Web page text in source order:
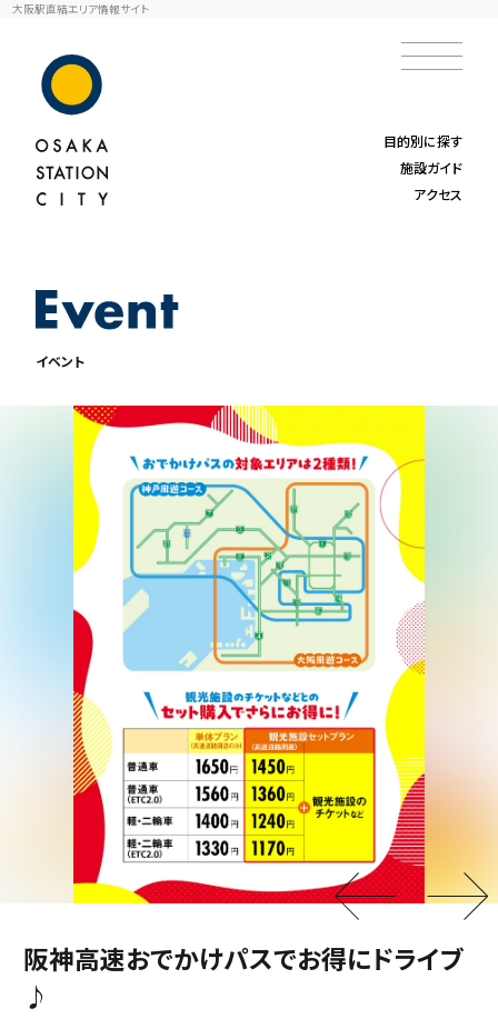
大阪駅直結エリア情報サイト
目的別に探す
施設ガイド
アクセス
イベント
阪神高速おでかけパスでお得にドライブ
♪